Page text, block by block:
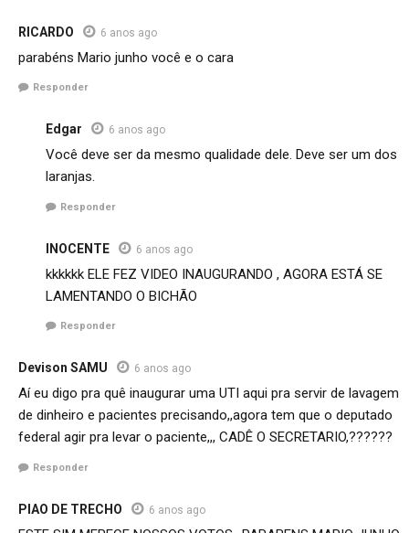
RICARDO 6 anos ago
parabéns Mario junho você e o cara
Responder
Edgar 6 anos ago
Você deve ser da mesmo qualidade dele. Deve ser um dos
laranjas.
Responder
INOCENTE 6 anos ago
kkkkkk ELE FEZ VIDEO INAUGURANDO , AGORA ESTÁ SE
LAMENTANDO O BICHÃO
Responder
Devison SAMU 6 anos ago
Aí eu digo pra quê inaugurar uma UTI aqui pra servir de lavagem
de dinheiro e pacientes precisando,,agora tem que o deputado
federal agir pra levar o paciente,,, CADÊ O SECRETARIO,??????
Responder
PIAO DE TRECHO 6 anos ago